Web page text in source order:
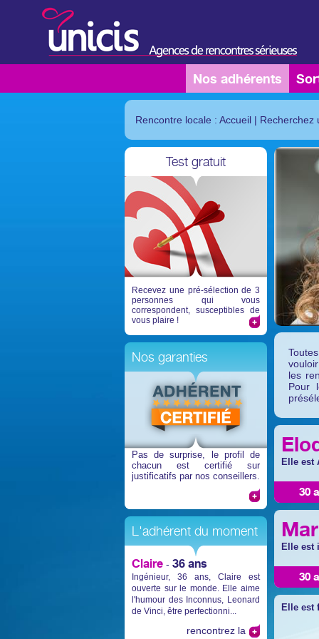
Nos adhérents
Rencontre locale : Accueil | Recherchez
Test gratuit
Recevez une pré-sélection de 3
personnes qui vous
correspondent, susceptibles de
vous plaire !
Nos garanties
Pas de surprise, le profil de
chacun est certifié sur
justificatifs par nos conseillers.
L'adhérent du moment
Claire - 36 ans
Ingénieur, 36 ans, Claire est
ouverte sur le monde. Elle aime
l'humour des Inconnus, Leonard
de Vinci, être perfectionni...
rencontrez la
les
Pour
Elle est
30
Elle est
30
Elle est